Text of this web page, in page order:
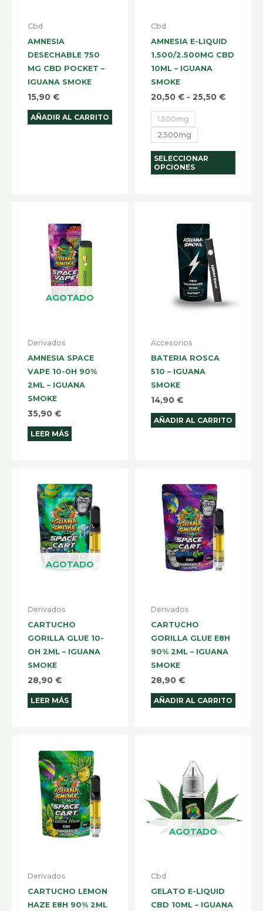
Cbd
AMNESIA
DESECHABLE 750
MG CBD POCKET –
IGUANA SMOKE
15,90 €
AÑADIR AL CARRITO
Cbd
AMNESIA E-LIQUID
1.500/2.500MG CBD
10ML – IGUANA
SMOKE
20,50 € - 25,50 €
1.500mg
2.500mg
SELECCIONAR
OPCIONES
AGOTADO
Derivados
AMNESIA SPACE
VAPE 10-0H 90%
2ML – IGUANA
SMOKE
35,90 €
LEER MÁS
Accesorios
BATERIA ROSCA
510 – IGUANA
SMOKE
14,90 €
AÑADIR AL CARRITO
AGOTADO
Derivados
CARTUCHO
GORILLA GLUE 10-
OH 2ML – IGUANA
SMOKE
28,90 €
LEER MÁS
Derivados
CARTUCHO
GORILLA GLUE E8H
90% 2ML – IGUANA
SMOKE
28,90 €
AÑADIR AL CARRITO
Derivados
CARTUCHO LEMON
HAZE E8H 90% 2ML
AGOTADO
Cbd
GELATO E-LIQUID
CBD 10ML – IGUANA